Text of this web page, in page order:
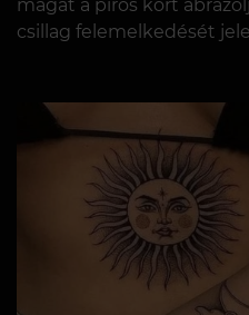
magát a piros kört
csillag felemelkedését